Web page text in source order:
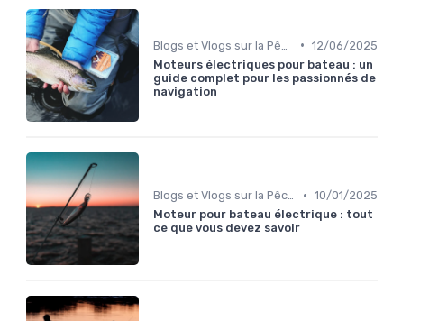
• 12/06/2025
Moteurs électriques pour bateau : un
guide complet pour les passionnés de
navigation
Blogs et Vlogs sur la Pêche • 10/01/2025
Moteur pour bateau électrique : tout
ce que vous devez savoir